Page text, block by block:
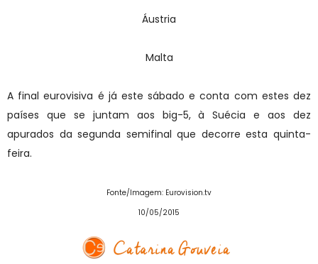
Áustria
Malta
A final eurovisiva é já este sábado e conta com estes dez
países que se juntam aos big-5, à Suécia e aos dez
apurados da segunda semifinal que decorre esta quinta-
feira.
Fonte/Imagem: Eurovision.tv
10/05/2015